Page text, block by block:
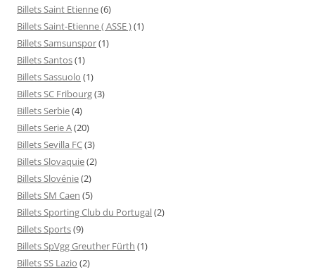
Billets Saint Etienne(6)
Billets Saint-Etienne ( ASSE )(1)
Billets Samsunspor(1)
Billets Santos(1)
Billets Sassuolo (1)
Billets SC Fribourg(3)
Billets Serbie(4)
Billets Serie A(20)
Billets Sevilla FC(3)
Billets Slovaquie(2)
Billets Slovénie(2)
Billets SM Caen (5)
Billets Sporting Club du Portugal(2)
Billets Sports(9)
Billets SpVgg Greuther Fürth (1)
Billets SS Lazio (2)